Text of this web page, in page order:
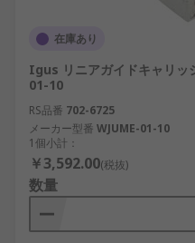
在庫あり
Igus リニアガイドキャリッ
01-10
RS品番 702-6725
メーカー型番 WJUME-01-10
1個小計：
￥3,592.00(税抜)
数量